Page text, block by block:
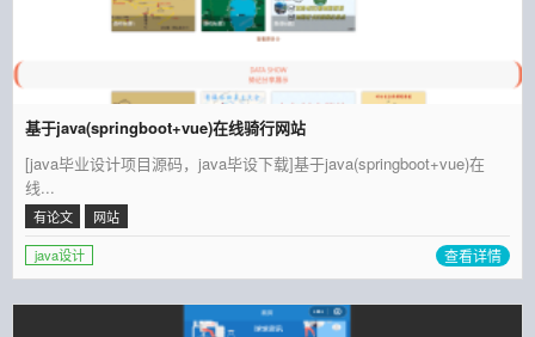
基于java(springboot+vue)在线骑行网站
[java毕业设计项目源码，java毕设下载]基于java(springboot+vue)在
线...
有论文 网站
java设计 查看详情